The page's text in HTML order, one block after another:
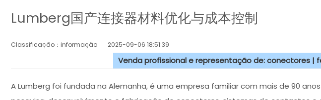
Lumberg国产连接器材料优化与成本控制
Classificação：informação 2025-09-06 18:51:39
Venda profissional e representação de: conectores |
A Lumberg foi fundada na Alemanha, é uma empresa familiar com mais de 90